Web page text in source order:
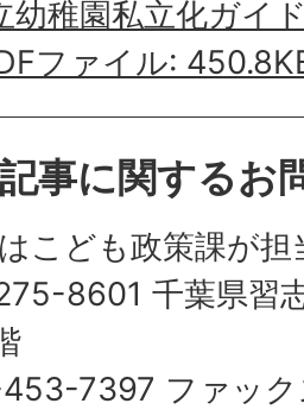
幼稚園私立化ガイ
ファイル:
事に関するお
こども政策課が
8601 千葉県習
7397 ファッ